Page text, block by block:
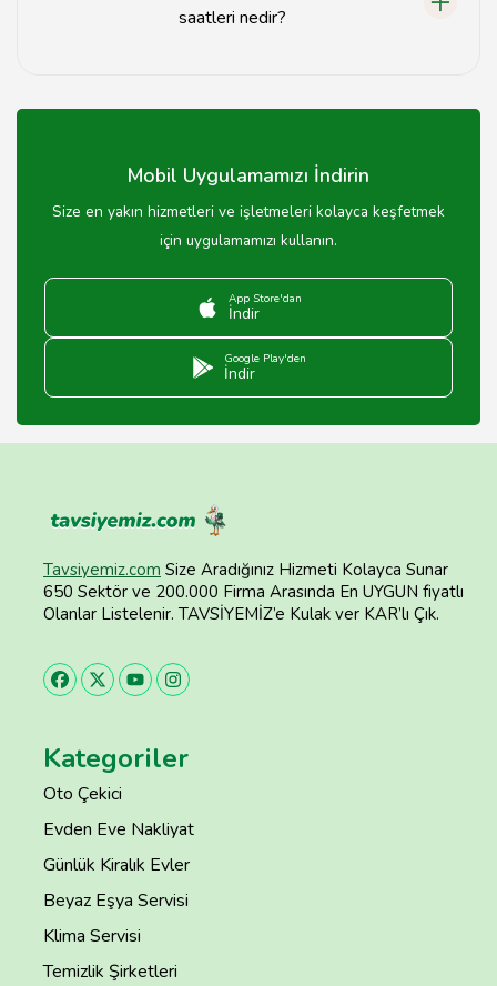
saatleri nedir?
19:00 saatleri arasında açıktır.
Mobil Uygulamamızı İndirin
Size en yakın hizmetleri ve işletmeleri kolayca keşfetmek
için uygulamamızı kullanın.
App Store'dan
İndir
Google Play'den
İndir
Tavsiyemiz.com Size Aradığınız Hizmeti Kolayca Sunar
650 Sektör ve 200.000 Firma Arasında En UYGUN fiyatlı
Olanlar Listelenir. TAVSİYEMİZ’e Kulak ver KAR’lı Çık.
Kategoriler
Oto Çekici
Evden Eve Nakliyat
Günlük Kiralık Evler
Beyaz Eşya Servisi
Klima Servisi
Temizlik Şirketleri